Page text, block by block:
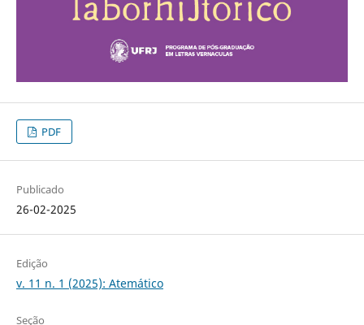
PDF
Publicado
26-02-2025
Edição
v. 11 n. 1 (2025): Atemático
Seção